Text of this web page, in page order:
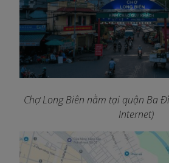
Chợ Long Biên nằm tại quận Ba
Internet)